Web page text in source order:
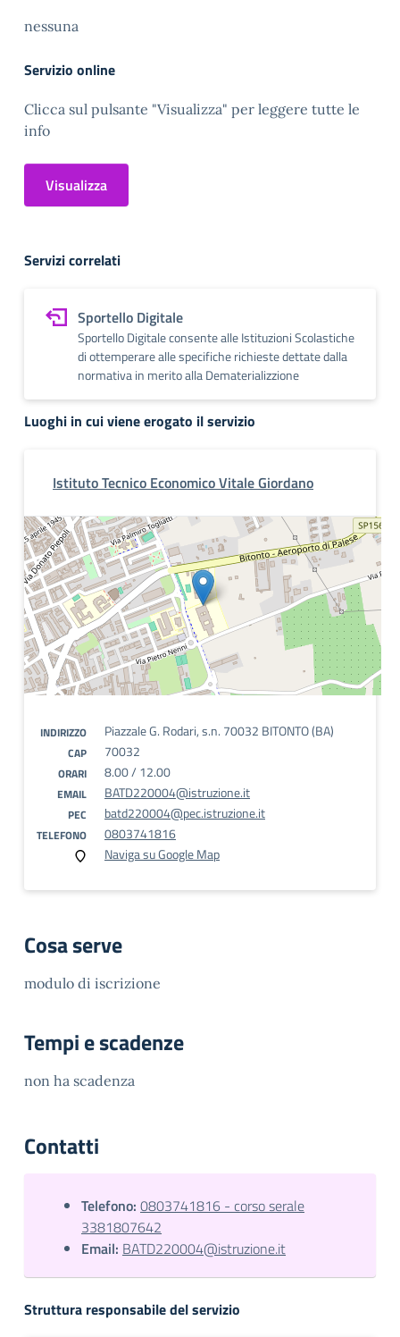
nessuna
Servizio online
Clicca sul pulsante "Visualizza" per leggere tutte le
info
Visualizza
Servizi correlati
Sportello Digitale
Sportello Digitale consente alle Istituzioni Scolastiche
di ottemperare alle specifiche richieste dettate dalla
normativa in merito alla Dematerializzione
Luoghi in cui viene erogato il servizio
Istituto Tecnico Economico Vitale Giordano
INDIRIZZO Piazzale G. Rodari, s.n. 70032 BITONTO (BA)
CAP 70032
ORARI 8.00 / 12.00
EMAIL BATD220004@istruzione.it
PEC batd220004@pec.istruzione.it
TELEFONO
0803741816
Naviga su Google Map
Cosa serve
modulo di iscrizione
Tempi e scadenze
non ha scadenza
Contatti
Telefono: 0803741816 - corso serale
3381807642
Email: BATD220004@istruzione.it
Struttura responsabile del servizio